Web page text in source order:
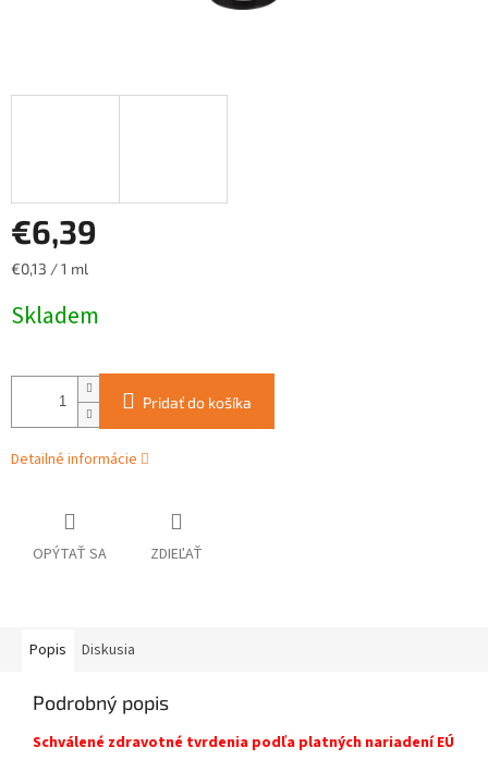
€6,39
Jednotková
€0,13 / 1 ml
Skladem
Pridať do košíka
Detailné informácie
OPÝTAŤ SA ZDIEĽAŤ
Popis Diskusia
Podrobný popis
Schválené zdravotné tvrdenia podľa platných nariadení EÚ